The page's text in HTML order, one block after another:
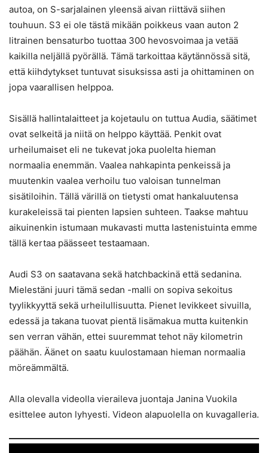
autoa, on S-sarjalainen yleensä aivan riittävä siihen
touhuun. S3 ei ole tästä mikään poikkeus vaan auton 2
litrainen bensaturbo tuottaa 300 hevosvoimaa ja vetää
kaikilla neljällä pyörällä. Tämä tarkoittaa käytännössä sitä,
että kiihdytykset tuntuvat sisuksissa asti ja ohittaminen on
jopa vaarallisen helppoa.
Sisällä hallintalaitteet ja kojetaulu on tuttua Audia, säätimet
ovat selkeitä ja niitä on helppo käyttää. Penkit ovat
urheilumaiset eli ne tukevat joka puolelta hieman
normaalia enemmän. Vaalea nahkapinta penkeissä ja
muutenkin vaalea verhoilu tuo valoisan tunnelman
sisätiloihin. Tällä värillä on tietysti omat hankaluutensa
kurakeleissä tai pienten lapsien suhteen. Taakse mahtuu
aikuinenkin istumaan mukavasti mutta lastenistuinta emme
tällä kertaa päässeet testaamaan.
Audi S3 on saatavana sekä hatchbackinä että sedanina.
Mielestäni juuri tämä sedan -malli on sopiva sekoitus
tyylikkyyttä sekä urheilullisuutta. Pienet levikkeet sivuilla,
edessä ja takana tuovat pientä lisämakua mutta kuitenkin
sen verran vähän, ettei suuremmat tehot näy kilometrin
päähän. Äänet on saatu kuulostamaan hieman normaalia
möreämmältä.
Alla olevalla videolla vieraileva juontaja Janina Vuokila
esittelee auton lyhyesti. Videon alapuolella on kuvagalleria.